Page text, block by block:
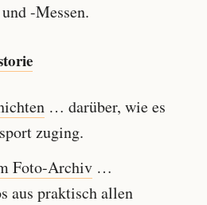
-Messen.
… darüber, wie es
zuging.
Foto-Archiv…
aus praktisch allen